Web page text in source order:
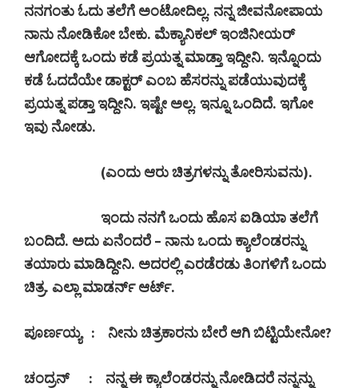
ನನಗಂತು ಓದು ತಲೆಗೆ ಅಂಟೋದಿಲ್ಲ. ನನ್ನ ಜೀವನೋಪಾಯ
ನಾನು ನೋಡಿಕೋ ಬೇಕು. ಮೆಕ್ಯಾನಿಕಲ್ ಇಂಜಿನೀಯರ್
ಆಗೋದಕ್ಕೆ ಒಂದು ಕಡೆ ಪ್ರಯತ್ನ ಮಾಡ್ತಾ ಇದ್ದೀನಿ. ಇನ್ನೊಂದು
ಕಡೆ ಓದದೆಯೇ ಡಾಕ್ಟರ್ ಎಂಬ ಹೆಸರನ್ನು ಪಡೆಯುವುದಕ್ಕೆ
ಪ್ರಯತ್ನ ಪಡ್ತಾ ಇದ್ದೀನಿ. ಇಷ್ಟೇ ಅಲ್ಲ. ಇನ್ನೂ ಒಂದಿದೆ. ಇಗೋ
ಇವು ನೋಡು.
(ಎಂದು ಆರು ಚಿತ್ರಗಳನ್ನು ತೋರಿಸುವನು).
ಇಂದು ನನಗೆ ಒಂದು ಹೊಸ ಐಡಿಯಾ ತಲೆಗೆ
ಬಂದಿದೆ. ಅದು ಏನೆಂದರೆ – ನಾನು ಒಂದು ಕ್ಯಾಲೆಂಡರನ್ನು
ತಯಾರು ಮಾಡಿದ್ದೀನಿ. ಅದರಲ್ಲಿ ಎರಡೆರಡು ತಿಂಗಳಿಗೆ ಒಂದು
ಚಿತ್ರ. ಎಲ್ಲಾ ಮಾಡರ್ನ್ ಆರ್ಟ್.
ಪೂರ್ಣಯ್ಯ: ನೀನು ಚಿತ್ರಕಾರನು ಬೇರೆ ಆಗಿ ಬಿಟ್ಟಿಯೇನೋ?
ಚಂದ್ರನ್: ನನ್ನ ಈ ಕ್ಯಾಲೆಂಡರನ್ನು ನೋಡಿದರೆ ನನ್ನನ್ನು